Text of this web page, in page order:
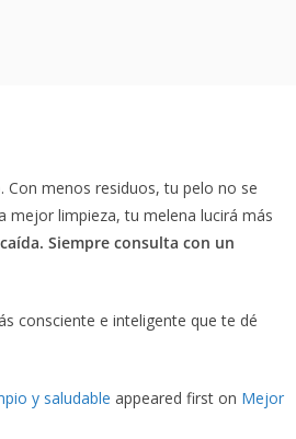
menos residuos, tu pelo no se
mejor limpieza, tu melena lucirá más
Siempre consulta con un
consciente e inteligente que te dé
y saludable appeared first on Mejor